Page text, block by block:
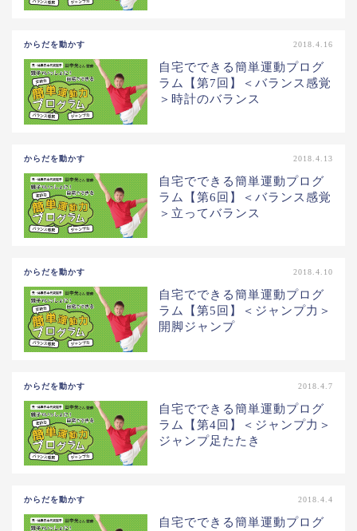
からだを動かす 2018.4.16
自宅でできる簡単運動プログ
ラム【第7回】＜バランス感覚
＞時計のバランス
からだを動かす 2018.4.13
自宅でできる簡単運動プログ
ラム【第6回】＜バランス感覚
＞立ってバランス
からだを動かす 2018.4.10
自宅でできる簡単運動プログ
ラム【第5回】＜ジャンプ力＞
開脚ジャンプ
からだを動かす 2018.4.7
自宅でできる簡単運動プログ
ラム【第4回】＜ジャンプ力＞
ジャンプ足たたき
からだを動かす 2018.4.4
自宅でできる簡単運動プログ